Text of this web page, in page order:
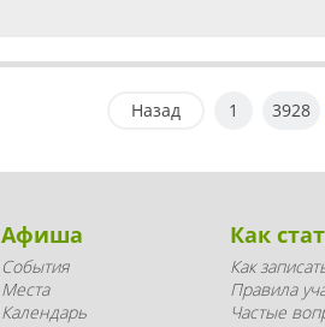
Назад 1 3928
Афиша
События
Места
Календарь
Как
Как
Правила
Частые